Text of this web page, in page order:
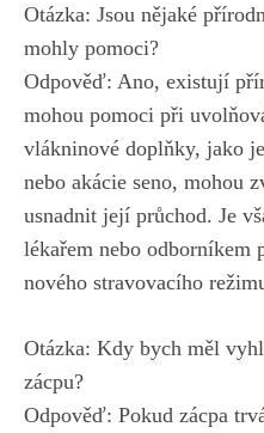
Otázka: Jsou nějaké
mohly pomoci?
Odpověď: Ano, existují
mohou pomoci při
vlákninové doplňky, jako
nebo akácie seno, mohou
usnadnit její průchod. Je
lékařem nebo odborníkem
nového stravovacího
Otázka: Kdy bych měl
zácpu?
Odpověď: Pokud zácpa